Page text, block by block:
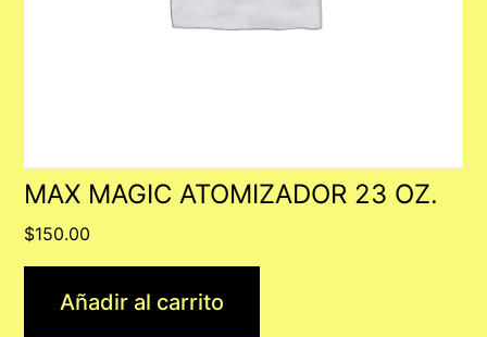
MAX MAGIC ATOMIZADOR 23 OZ.
$150.00
Añadir al carrito